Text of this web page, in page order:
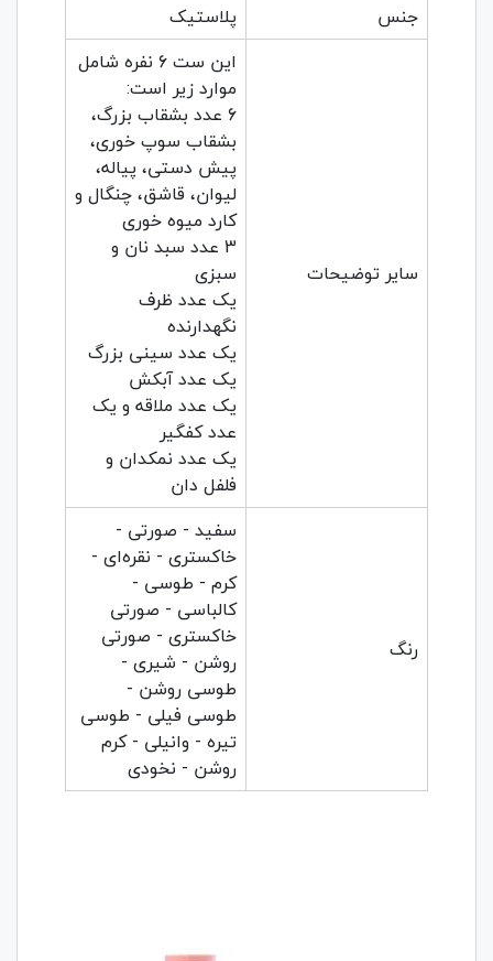
جنس
پلاستیک
سایر توضیحات
این ست 6 نفره شامل
موارد زیر است:
6 عدد بشقاب بزرگ،
بشقاب سوپ خوری،
پیش دستی، پیاله،
لیوان، قاشق، چنگال و
کارد میوه خوری
3 عدد سبد نان و
سبزی
یک عدد ظرف
نگهدارنده
یک عدد سینی بزرگ
یک عدد آبکش
یک عدد ملاقه و یک
عدد کفگیر
یک عدد نمکدان و
فلفل دان
رنگ
سفید - صورتی -
خاکستری - نقره‌ای -
کرم - طوسی -
کالباسی - صورتی
خاکستری - صورتی
روشن - شیری -
طوسی روشن -
طوسی فیلی - طوسی
تیره - وانیلی - کرم
روشن - نخودی